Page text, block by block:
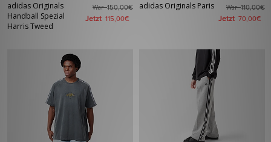
adidas Originals
Handball Spezial
Harris Tweed
War150,00€
Jetzt 115,00€
adidas Originals Paris War110,00€
Jetzt 70,00€